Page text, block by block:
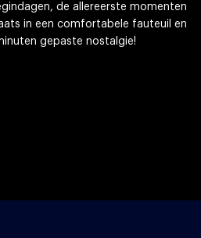
de allereerste momenten
in een comfortabele fauteuil en
gepaste nostalgie!